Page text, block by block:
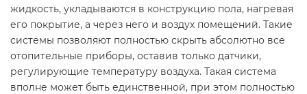
жидкость, укладываются в конструкцию пола, нагревая
его покрытие, а через него и воздух помещений. Такие
системы позволяют полностью скрыть абсолютно все
отопительные приборы, оставив только датчики,
регулирующие температуру воздуха. Такая система
вполне может быть единственной, при этом полностью